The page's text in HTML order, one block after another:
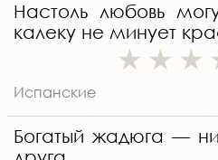
Настоль любовь
калеку не минует
Испанские
Богатый жадюга —